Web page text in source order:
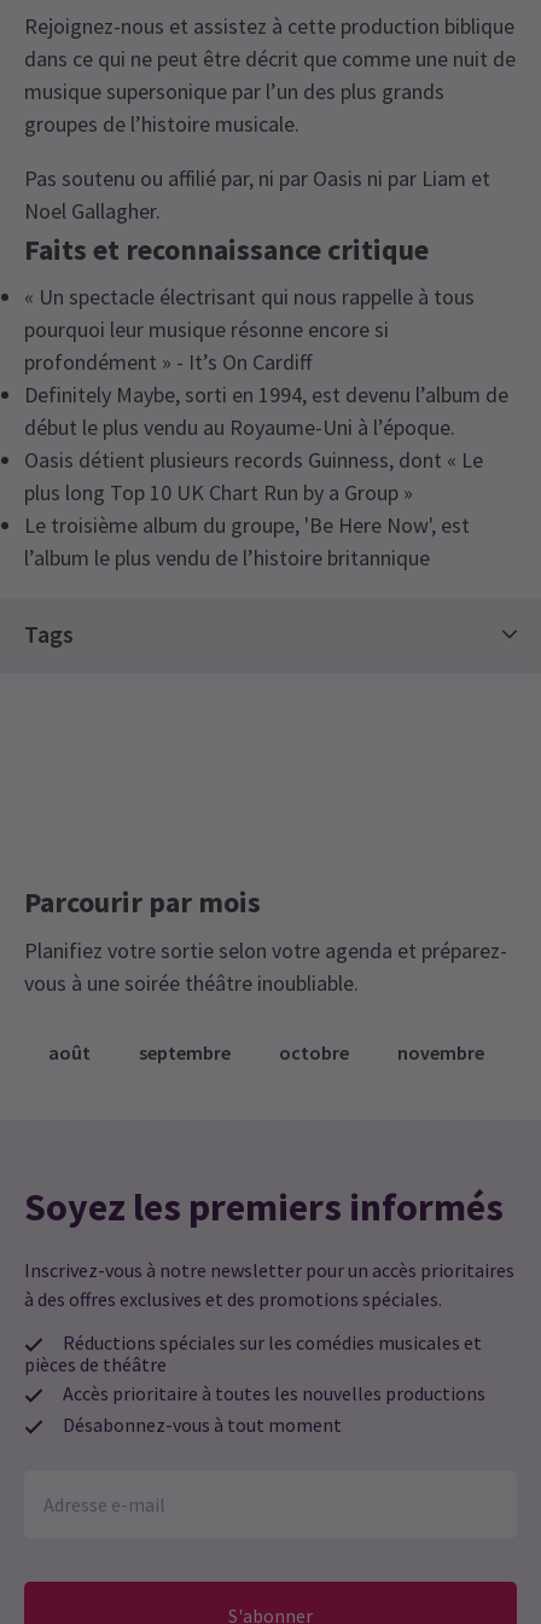
Rejoignez-nous et assistez à cette production biblique
dans ce qui ne peut être décrit que comme une nuit de
musique supersonique par l’un des plus grands
groupes de l’histoire musicale.
Pas soutenu ou affilié par, ni par Oasis ni par Liam et
Noel Gallagher.
Faits et reconnaissance critique
« Un spectacle électrisant qui nous rappelle à tous
pourquoi leur musique résonne encore si
profondément » - It’s On Cardiff
Definitely Maybe, sorti en 1994, est devenu l’album de
début le plus vendu au Royaume-Uni à l’époque.
Oasis détient plusieurs records Guinness, dont « Le
plus long Top 10 UK Chart Run by a Group »
Le troisième album du groupe, 'Be Here Now', est
l’album le plus vendu de l’histoire britannique
Tags
Parcourir par mois
Planifiez votre sortie selon votre agenda et préparez-
vous à une soirée théâtre inoubliable.
août septembre octobre novembre
Soyez les premiers informés
Inscrivez-vous à notre newsletter pour un accès prioritaires
à des offres exclusives et des promotions spéciales.
Réductions spéciales sur les comédies musicales et
pièces de théâtre
Accès prioritaire à toutes les nouvelles productions
Désabonnez-vous à tout moment
S'abonner